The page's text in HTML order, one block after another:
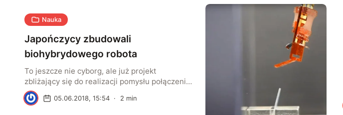
Nauka
Japończycy zbudowali
biohybrydowego robota
To jeszcze nie cyborg, ale już projekt
zbliżający się do realizacji pomysłu połączenia
robota z tkankami biologicznymi. Urządzenie
skonstruowane przez naukowców z
W 05.06.2018, 15:54 · 2 min